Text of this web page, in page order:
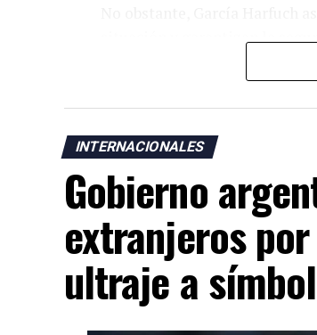
Michoacán, considerado uno
de seguridad mexicano por
INTERNACIONALES
Gobierno
extranjeros
ultraje a